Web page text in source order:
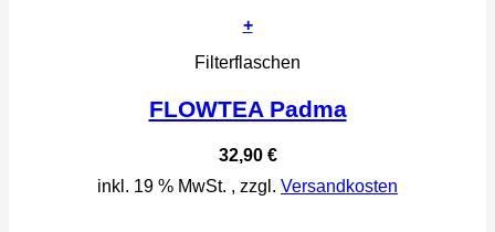
+
Filterflaschen
FLOWTEA Padma
32,90 €
inkl. 19 % MwSt. , zzgl. Versandkosten